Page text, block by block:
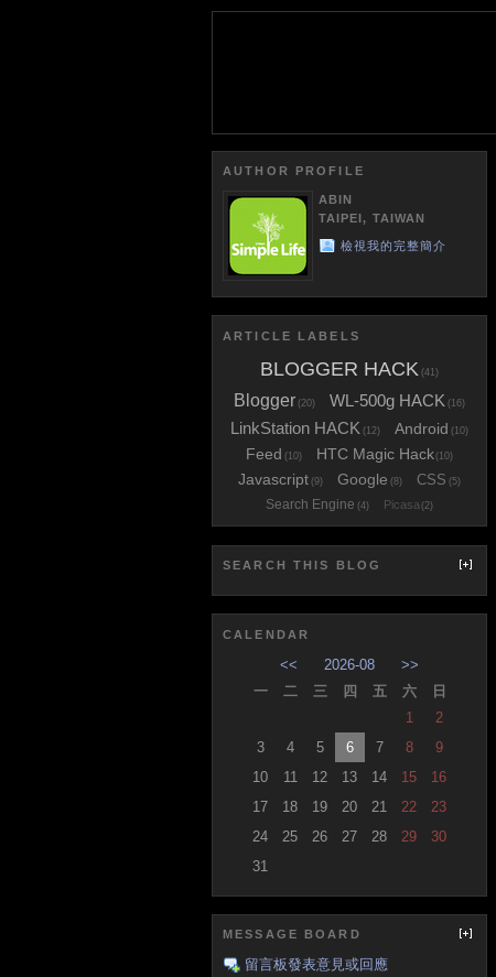
AUTHOR PROFILE
ABIN
TAIPEI, TAIWAN
檢視我的完整簡介
ARTICLE LABELS
BLOGGER HACK (41)
Blogger (20) WL-500g HACK (16)
LinkStation HACK (12) Android (10)
Feed (10) HTC Magic Hack(10)
Javascript (9) Google (8) CSS (5)
Search Engine (4) Picasa (2)
SEARCH THIS BLOG
CALENDAR
<< 2026-08
>>
一
二 三 四 五 六
日
1
2
3
4 5 6 7 8
9
10
11 12 13 14 15
16
17
18 19 20 21 22
23
24
25 26 27 28 29
30
31
MESSAGE BOARD
留言板發表意見或回應